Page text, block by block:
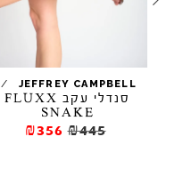
JEFFREY CAMPBELL
/
סנדלי עקב FLUXX
SNAKE
₪445
₪356